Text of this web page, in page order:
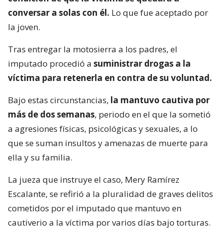
conversar a solas con él. Lo que fue aceptado por
la joven.
Tras entregar la motosierra a los padres, el
imputado procedió a suministrar drogas a la
víctima para retenerla en contra de su voluntad.
Bajo estas circunstancias, la mantuvo cautiva por
más de dos semanas, periodo en el que la sometió
a agresiones físicas, psicológicas y sexuales, a lo
que se suman insultos y amenazas de muerte para
ella y su familia.
La jueza que instruye el caso, Mery Ramírez
Escalante, se refirió a la pluralidad de graves delitos
cometidos por el imputado que mantuvo en
cautiverio a la víctima por varios días bajo torturas.